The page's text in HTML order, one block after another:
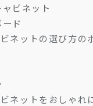
ビネット
ド
ネットの選び方の
ネットをおしゃれ